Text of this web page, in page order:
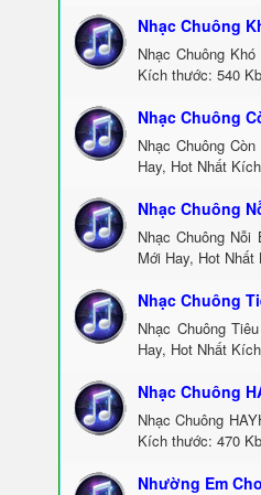
Nhạc Chuông
Nhạc Chuông
Kích thước: 540
Nhạc Chuông
Nhạc Chuông
Hay, Hot Nhất
Nhạc Chuông
Nhạc Chuông
Mới Hay, Hot
Nhạc Chuông
Nhạc Chuông
Hay, Hot Nhất
Nhạc Chuông
Nhạc Chuông
Kích thước: 470
Nhường Em